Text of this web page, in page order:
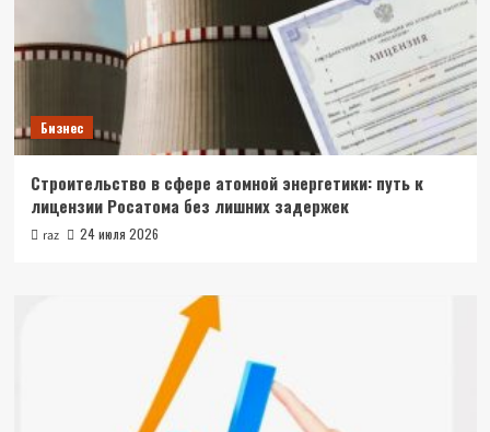
Бизнес
Строительство в сфере атомной энергетики: путь к
лицензии Росатома без лишних задержек
raz 24 июля 2026